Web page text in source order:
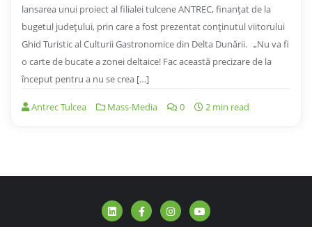
lansarea unui proiect al filialei tulcene ANTREC, finanţat de la
bugetul judeţului, prin care a fost prezentat conţinutul viitorului
Ghid Turistic al Culturii Gastronomice din Delta Dunării. „Nu va fi
o carte de bucate a zonei deltaice! Fac această precizare de la
început pentru a nu se crea […]
Antrec Tulcea Mass-Media 0 2 min read